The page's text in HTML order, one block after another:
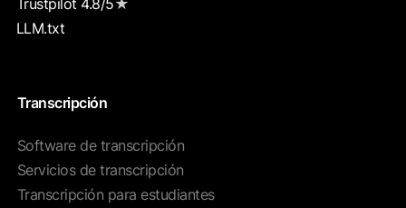
LLM.txt
Transcripción
Software de transcripción
Servicios de transcripción
Transcripción para estudiantes